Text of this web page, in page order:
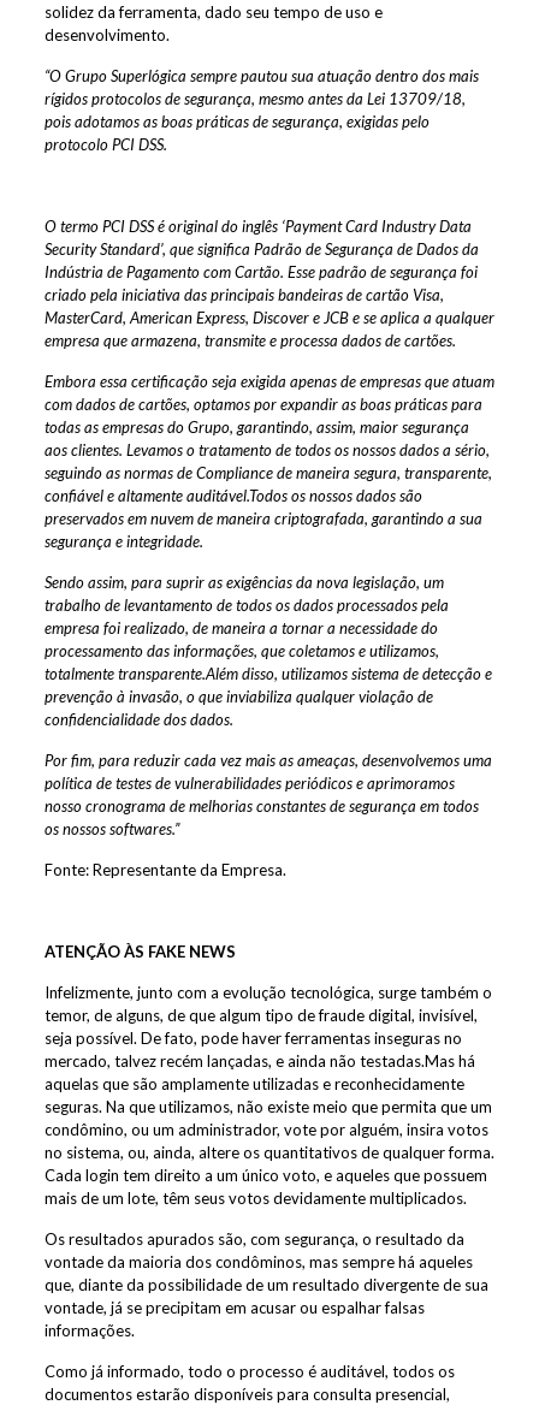
solidez da ferramenta, dado seu tempo de uso e
desenvolvimento.
“O Grupo Superlógica sempre pautou sua atuação dentro dos mais
rígidos protocolos de segurança, mesmo antes da Lei 13709/18,
pois adotamos as boas práticas de segurança, exigidas pelo
protocolo PCI DSS.
O termo PCI DSS é original do inglês ‘Payment Card Industry Data
Security Standard’, que significa Padrão de Segurança de Dados da
Indústria de Pagamento com Cartão. Esse padrão de segurança foi
criado pela iniciativa das principais bandeiras de cartão Visa,
MasterCard, American Express, Discover e JCB e se aplica a qualquer
empresa que armazena, transmite e processa dados de cartões.
Embora essa certificação seja exigida apenas de empresas que atuam
com dados de cartões, optamos por expandir as boas práticas para
todas as empresas do Grupo, garantindo, assim, maior segurança
aos clientes. Levamos o tratamento de todos os nossos dados a sério,
seguindo as normas de Compliance de maneira segura, transparente,
confiável e altamente auditável.Todos os nossos dados são
preservados em nuvem de maneira criptografada, garantindo a sua
segurança e integridade.
Sendo assim, para suprir as exigências da nova legislação, um
trabalho de levantamento de todos os dados processados pela
empresa foi realizado, de maneira a tornar a necessidade do
processamento das informações, que coletamos e utilizamos,
totalmente transparente.Além disso, utilizamos sistema de detecção e
prevenção à invasão, o que inviabiliza qualquer violação de
confidencialidade dos dados.
Por fim, para reduzir cada vez mais as ameaças, desenvolvemos uma
política de testes de vulnerabilidades periódicos e aprimoramos
nosso cronograma de melhorias constantes de segurança em todos
os nossos softwares.”
Fonte: Representante da Empresa.
ATENÇÃO ÀS FAKE NEWS
Infelizmente, junto com a evolução tecnológica, surge também o
temor, de alguns, de que algum tipo de fraude digital, invisível,
seja possível. De fato, pode haver ferramentas inseguras no
mercado, talvez recém lançadas, e ainda não testadas.Mas há
aquelas que são amplamente utilizadas e reconhecidamente
seguras. Na que utilizamos, não existe meio que permita que um
condômino, ou um administrador, vote por alguém, insira votos
no sistema, ou, ainda, altere os quantitativos de qualquer forma.
Cada login tem direito a um único voto, e aqueles que possuem
mais de um lote, têm seus votos devidamente multiplicados.
Os resultados apurados são, com segurança, o resultado da
vontade da maioria dos condôminos, mas sempre há aqueles
que, diante da possibilidade de um resultado divergente de sua
vontade, já se precipitam em acusar ou espalhar falsas
informações.
Como já informado, todo o processo é auditável, todos os
documentos estarão disponíveis para consulta presencial,